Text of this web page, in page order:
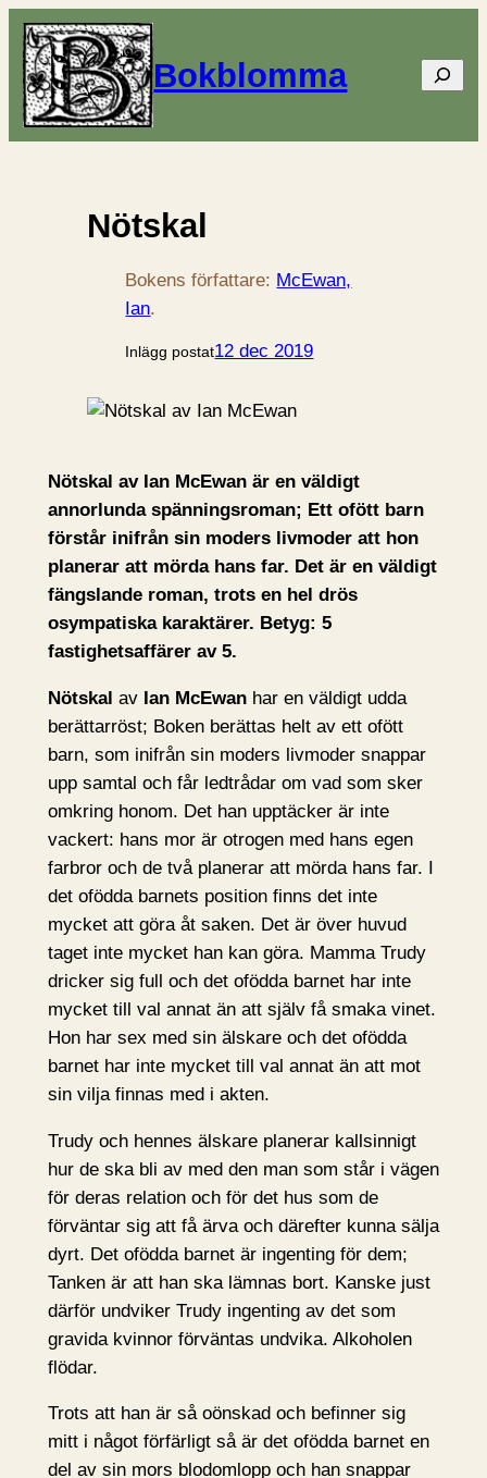
Bokblomma Sök
Nötskal
Bokens författare: McEwan,
Ian.
Inlägg postat12 dec 2019
Nötskal av Ian McEwan är en väldigt
annorlunda spänningsroman; Ett ofött barn
förstår inifrån sin moders livmoder att hon
planerar att mörda hans far. Det är en väldigt
fängslande roman, trots en hel drös
osympatiska karaktärer. Betyg: 5
fastighetsaffärer av 5.
Nötskal av Ian McEwanhar en väldigt udda
berättarröst; Boken berättas helt av ett ofött
barn, som inifrån sin moders livmoder snappar
upp samtal och får ledtrådar om vad som sker
omkring honom. Det han upptäcker är inte
vackert: hans mor är otrogen med hans egen
farbror och de två planerar att mörda hans far. I
det ofödda barnets position finns det inte
mycket att göra åt saken. Det är över huvud
taget inte mycket han kan göra. Mamma Trudy
dricker sig full och det ofödda barnet har inte
mycket till val annat än att själv få smaka vinet.
Hon har sex med sin älskare och det ofödda
barnet har inte mycket till val annat än att mot
sin vilja finnas med i akten.
Trudy och hennes älskare planerar kallsinnigt
hur de ska bli av med den man som står i vägen
för deras relation och för det hus som de
förväntar sig att få ärva och därefter kunna sälja
dyrt. Det ofödda barnet är ingenting för dem;
Tanken är att han ska lämnas bort. Kanske just
därför undviker Trudy ingenting av det som
gravida kvinnor förväntas undvika. Alkoholen
flödar.
Trots att han är så oönskad och befinner sig
mitt i något förfärligt så är det ofödda barnet en
del av sin mors blodomlopp och han snappar